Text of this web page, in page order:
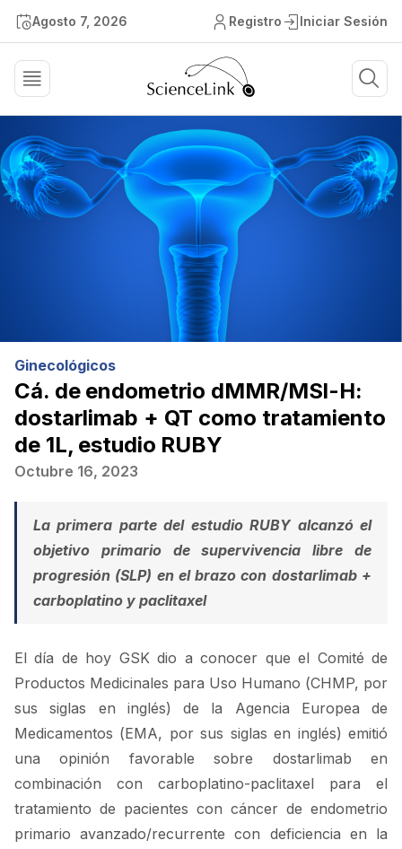
Agosto 7, 2026 Registro Iniciar Sesión
Ginecológicos
Cá. de endometrio dMMR/MSI-H:
dostarlimab + QT como tratamiento
de 1L, estudio RUBY
Octubre 16, 2023
La primera parte del estudio RUBY alcanzó el
objetivo primario de supervivencia libre de
progresión (SLP) en el brazo con dostarlimab +
carboplatino y paclitaxel
El día de hoy GSK dio a conocer que el Comité de
Productos Medicinales para Uso Humano (CHMP, por
sus siglas en inglés) de la Agencia Europea de
Medicamentos (EMA, por sus siglas en inglés) emitió
una opinión favorable sobre dostarlimab en
combinación con carboplatino-paclitaxel para el
tratamiento de pacientes con cáncer de endometrio
primario avanzado/recurrente con deficiencia en la